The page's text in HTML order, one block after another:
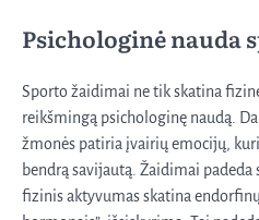
Psichologinė nauda
Sporto žaidimai ne tik skatina
reikšmingą psichologinę naudą.
žmonės patiria įvairių emocijų,
bendrą savijautą. Žaidimai
fizinis aktyvumas skatina